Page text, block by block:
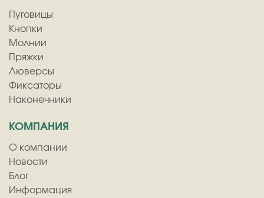
Пуговицы
Кнопки
Молнии
Пряжки
Люверсы
Фиксаторы
Наконечники
КОМПАНИЯ
О компании
Новости
Блог
Информация